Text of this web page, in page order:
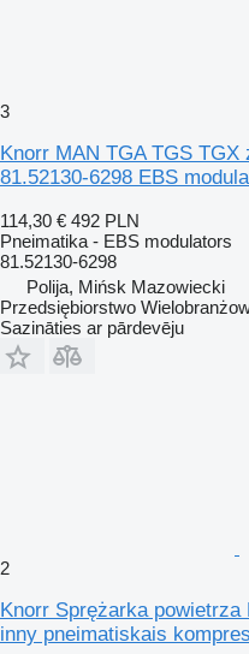
3
Knorr MAN TGA TGS TGX
81.52130-6298 EBS
114,30 € 492 PLN
Pneimatika - EBS modulators
81.52130-6298
Polija, Mińsk Mazowiecki
Przedsiębiorstwo
Sazināties ar pārdevēju
2
Knorr Sprężarka powietrza
inny pneimatiskais